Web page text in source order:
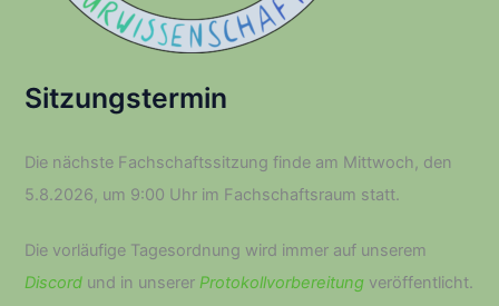
Sitzungstermin
Die nächste Fachschaftssitzung finde am Mittwoch, den
5.8.2026, um 9:00 Uhr im Fachschaftsraum statt.
Die vorläufige Tagesordnung wird immer auf unserem
Discord und in unsererProtokollvorbereitung veröffentlicht.